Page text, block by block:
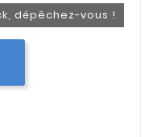
dépêchez-vous !